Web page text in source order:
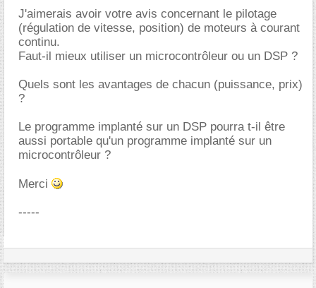
J'aimerais avoir votre avis concernant le pilotage
(régulation de vitesse, position) de moteurs à courant
continu.
Faut-il mieux utiliser un microcontrôleur ou un DSP ?
Quels sont les avantages de chacun (puissance, prix)
?
Le programme implanté sur un DSP pourra t-il être
aussi portable qu'un programme implanté sur un
microcontrôleur ?
Merci
-----